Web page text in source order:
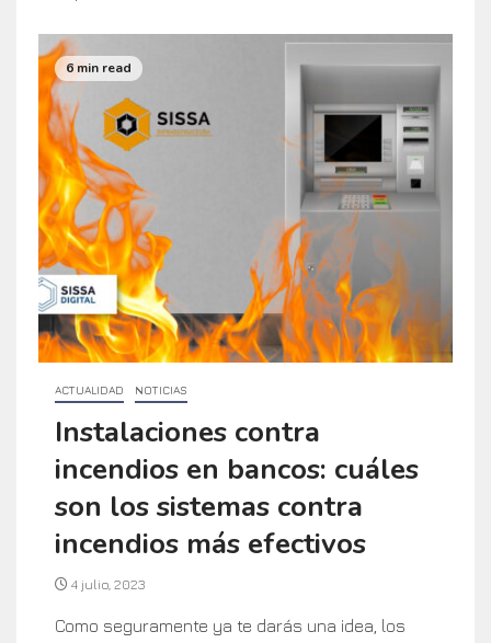
6 min read
ACTUALIDAD NOTICIAS
Instalaciones contra
incendios en bancos: cuáles
son los sistemas contra
incendios más efectivos
4 julio, 2023
Como seguramente ya te darás una idea, los